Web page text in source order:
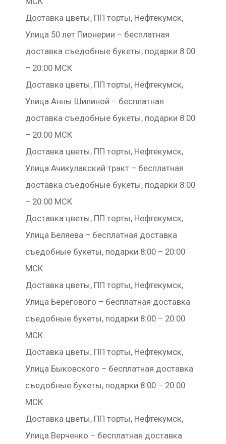
Доставка цветы, ПП торты, Нефтекумск,
Улица 50 лет Пионерии – бесплатная
доставка съедобные букеты, подарки 8:00
– 20:00 МСК
Доставка цветы, ПП торты, Нефтекумск,
Улица Анны Шилиной – бесплатная
доставка съедобные букеты, подарки 8:00
– 20:00 МСК
Доставка цветы, ПП торты, Нефтекумск,
Улица Ачикулакский тракт – бесплатная
доставка съедобные букеты, подарки 8:00
– 20:00 МСК
Доставка цветы, ПП торты, Нефтекумск,
Улица Беляева – бесплатная доставка
съедобные букеты, подарки 8:00 – 20:00
МСК
Доставка цветы, ПП торты, Нефтекумск,
Улица Берегового – бесплатная доставка
съедобные букеты, подарки 8:00 – 20:00
МСК
Доставка цветы, ПП торты, Нефтекумск,
Улица Быковского – бесплатная доставка
съедобные букеты, подарки 8:00 – 20:00
МСК
Доставка цветы, ПП торты, Нефтекумск,
Улица Верченко – бесплатная доставка